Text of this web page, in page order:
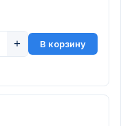
+ В корзину